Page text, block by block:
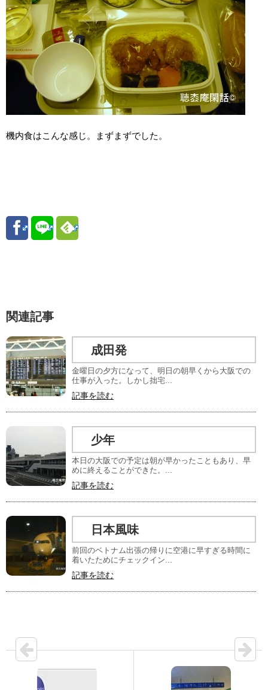
機内食はこんな感じ。まずまずでした。
関連記事
成田発
金曜日の夕方になって、明日の朝早くから大阪での
仕事が入った。しかし拙宅...
記事を読む
少年
本日の大阪での予定は朝が早かったこともあり、早
めに終えることができた。...
記事を読む
日本風味
前回のベトナム出張の帰りに空港に早すぎる時間に
着いたためにチェックイン...
記事を読む